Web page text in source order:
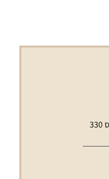
בירה ברודוג אלביס ג'וס 330